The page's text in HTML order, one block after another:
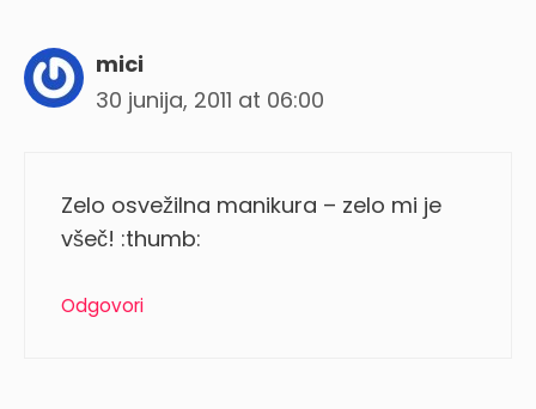
mici
30 junija, 2011 at 06:00
Zelo osvežilna manikura – zelo mi je
všeč! :thumb:
Odgovori